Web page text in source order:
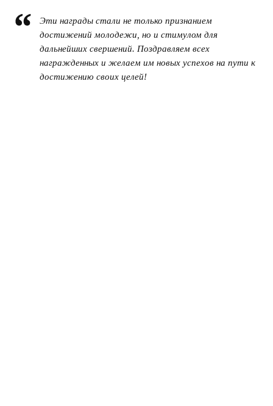
Эти награды стали не только признанием
достижений молодежи, но и стимулом для
дальнейших свершений. Поздравляем всех
награжденных и желаем им новых успехов на пути к
достижению своих целей!